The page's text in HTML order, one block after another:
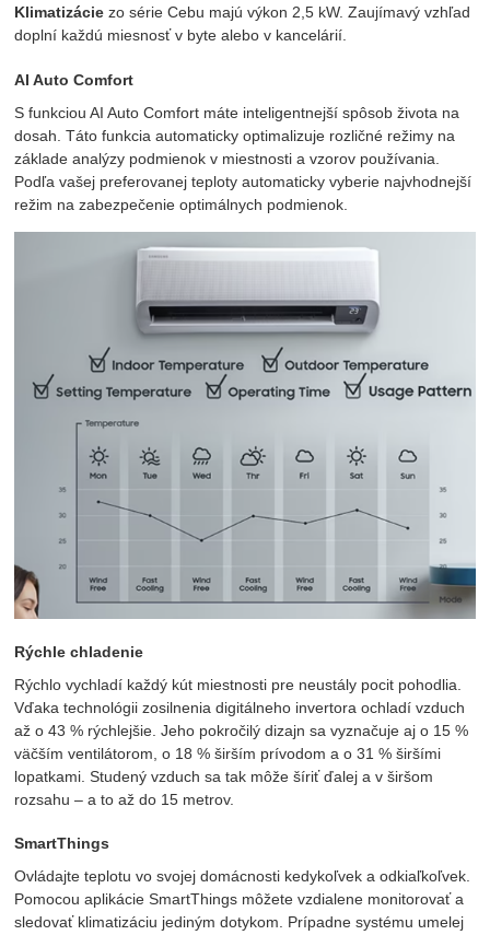
Klimatizáciezo série Cebu majú výkon 2,5 kW. Zaujímavý vzhľad
doplní každú miesnosť v byte alebo v kancelárií.
AI Auto Comfort
S funkciou AI Auto Comfort máte inteligentnejší spôsob života na
dosah. Táto funkcia automaticky optimalizuje rozličné režimy na
základe analýzy podmienok v miestnosti a vzorov používania.
Podľa vašej preferovanej teploty automaticky vyberie najvhodnejší
režim na zabezpečenie optimálnych podmienok.
Rýchle chladenie
Rýchlo vychladí každý kút miestnosti pre neustály pocit pohodlia.
Vďaka technológii zosilnenia digitálneho invertora ochladí vzduch
až o 43 % rýchlejšie. Jeho pokročilý dizajn sa vyznačuje aj o 15 %
väčším ventilátorom, o 18 % širším prívodom a o 31 % širšími
lopatkami. Studený vzduch sa tak môže šíriť ďalej a v širšom
rozsahu – a to až do 15 metrov.
SmartThings
Ovládajte teplotu vo svojej domácnosti kedykoľvek a odkiaľkoľvek.
Pomocou aplikácie SmartThings môžete vzdialene monitorovať a
sledovať klimatizáciu jediným dotykom. Prípadne systému umelej